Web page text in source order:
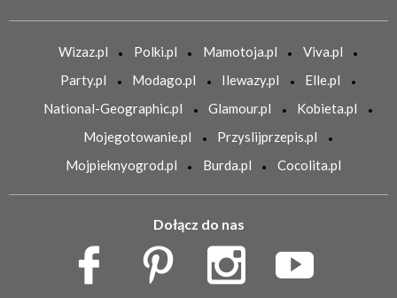
Wizaz.pl Polki.pl Mamotoja.pl
Viva.pl
Party.pl
Modago.pl Ilewazy.pl
Elle.pl
National-Geographic.pl
Glamour.pl
Kobieta.pl
Mojegotowanie.pl
Przyslijprzepis.pl
Mojpieknyogrod.pl
Burda.pl Cocolita.pl
Dołącz do nas